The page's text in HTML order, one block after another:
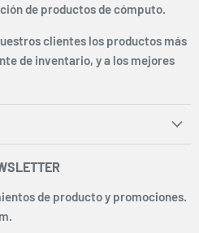
de productos de cómputo.
clientes los productos más
de inventario, y a los mejores
de producto y promociones.